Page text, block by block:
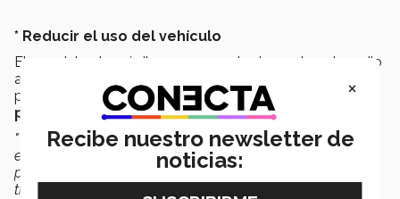
* Reducir el uso del vehículo
El uso del automóvil genera grandes impactos al medio
ambiente, por lo que recomendó, en la medida de lo
posible,
viajes compartidos o el transporte
público.
"Tendríamos que buscar que la autoridad proporcione
espacios más caminables, que ofrezca mejor transporte
público, para que la gente prefiera este medio de
transporte"
×
Recibe nuestro newsletter de
noticias: